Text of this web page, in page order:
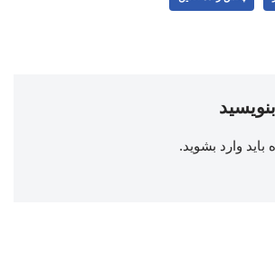
باید وارد بشوید.